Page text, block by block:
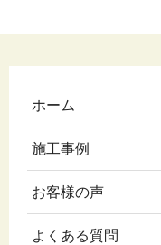
ホーム
施工事例
お客様の声
よくある質問